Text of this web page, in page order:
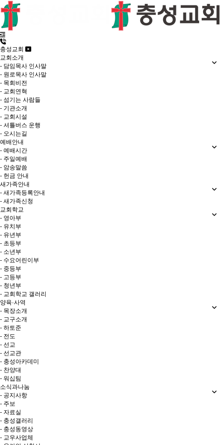
충성교회
교회소개
- 담임목사 인사말
- 원로목사 인사말
- 목회비전
- 교회연혁
- 섬기는 사람들
- 기관소개
- 교회시설
- 셔틀버스 운행
- 오시는길
예배안내
- 예배시간
- 주일예배
- 암송말씀
- 헌금 안내
새가족안내
- 새가족등록안내
- 새가족신청
교회학교
- 영아부
- 유치부
- 유년부
- 초등부
- 소년부
- 수요어린이부
- 중등부
- 고등부
- 청년부
- 교회학교 갤러리
양육·사역
- 목장소개
- 교구소개
- 하토준
- 전도
- 선교
- 선교관
- 충성아카데미
- 찬양대
- 워십팀
소식과나눔
- 공지사항
- 주보
- 자료실
- 충성갤러리
- 충성동영상
- 교우사업체